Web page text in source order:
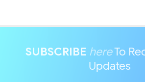
SUBSCRIBE hereTo
Updates